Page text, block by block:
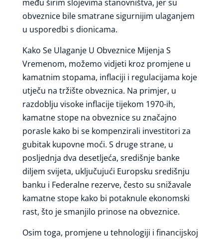
među širim slojevima stanovništva, jer su
obveznice bile smatrane sigurnijim ulaganjem
u usporedbi s dionicama.
Kako Se Ulaganje U Obveznice Mijenja S
Vremenom, možemo vidjeti kroz promjene u
kamatnim stopama, inflaciji i regulacijama koje
utječu na tržište obveznica. Na primjer, u
razdoblju visoke inflacije tijekom 1970-ih,
kamatne stope na obveznice su značajno
porasle kako bi se kompenzirali investitori za
gubitak kupovne moći. S druge strane, u
posljednja dva desetljeća, središnje banke
diljem svijeta, uključujući Europsku središnju
banku i Federalne rezerve, često su snižavale
kamatne stope kako bi potaknule ekonomski
rast, što je smanjilo prinose na obveznice.
Osim toga, promjene u tehnologiji i financijskoj